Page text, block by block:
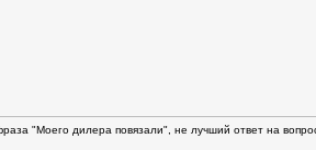
"Моего дилера повязали", не лучший ответ на